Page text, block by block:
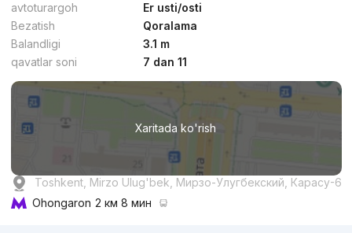
avtoturargoh
Er usti/osti
Bezatish
Qoralama
Balandligi
3.1 m
qavatlar soni
7 dan 11
Xaritada ko'rish
Toshkent, Mirzo Ulug'bek, Мирзо-Улугбекский, Карасу-6
Ohongaron 2 км 8 мин